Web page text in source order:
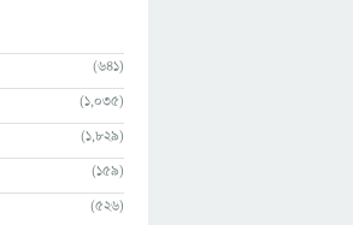
(641)
(1,035)
(1,829)
(159)
(526)